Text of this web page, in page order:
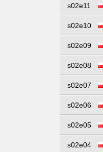
s02e11
s02e10
s02e09
s02e08
s02e07
s02e06
s02e05
s02e04